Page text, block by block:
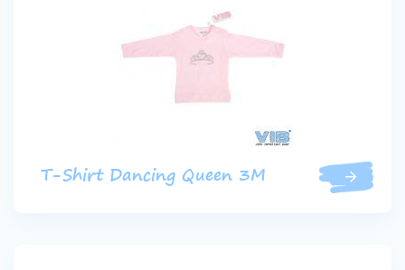
T-Shirt Dancing Queen 3M